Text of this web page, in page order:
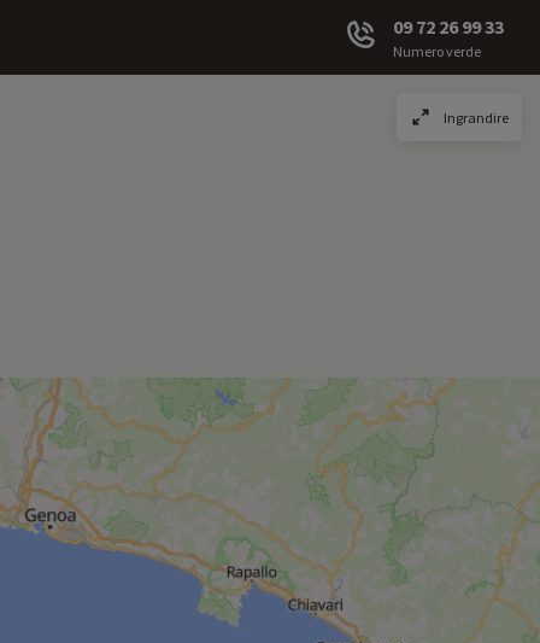
09 72 26 99 33
Numero verde
Ingrandire